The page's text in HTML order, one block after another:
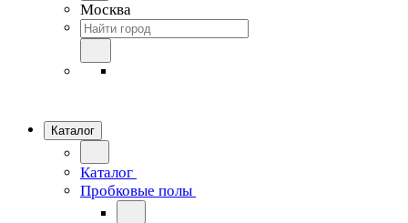
Москва
Каталог
Каталог
Пробковые полы